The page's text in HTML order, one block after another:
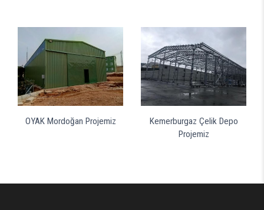
OYAK Mordoğan Projemiz
Kemerburgaz Çelik Depo
Projemiz